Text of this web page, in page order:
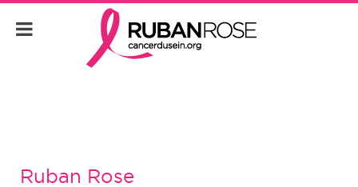
Ruban Rose